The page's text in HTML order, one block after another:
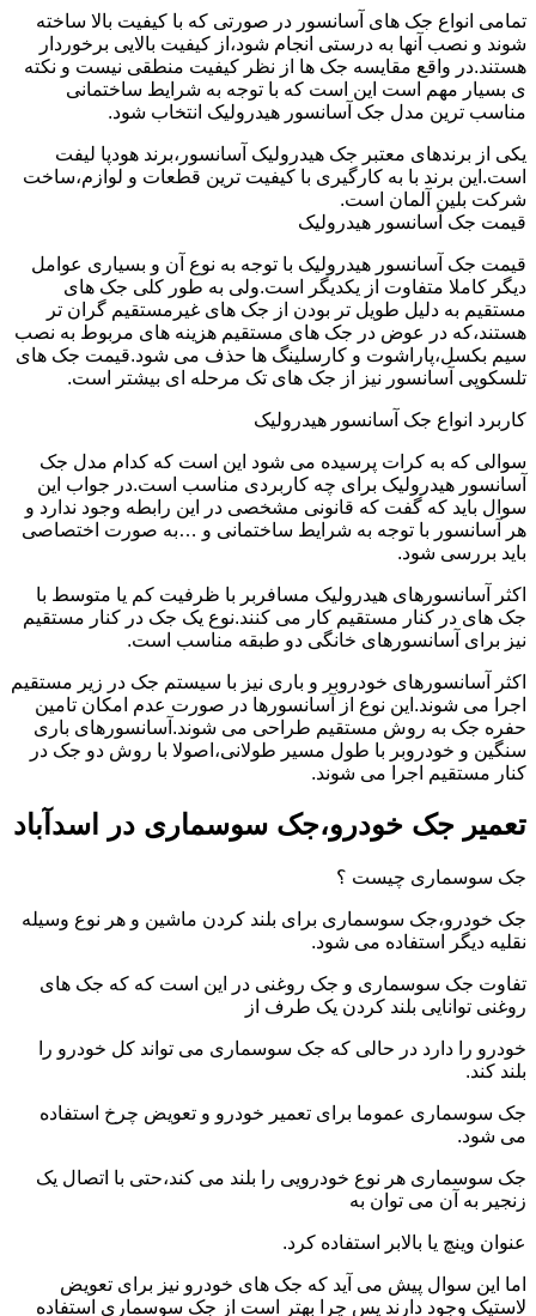
تمامی انواع جک های آسانسور در صورتی که با کیفیت بالا ساخته
شوند و نصب آنها به درستی انجام شود،از کیفیت بالایی برخوردار
هستند.در واقع مقایسه جک ها از نظر کیفیت منطقی نیست و نکته
ی بسیار مهم است این است که با توجه به شرایط ساختمانی
مناسب ترین مدل جک آسانسور هیدرولیک انتخاب شود.
یکی از برندهای معتبر جک هیدرولیک آسانسور،برند هودپا لیفت
است.این برند با به کارگیری با کیفیت ترین قطعات و لوازم،ساخت
شرکت بلین آلمان است.
قیمت جک آسانسور هیدرولیک
قیمت جک آسانسور هیدرولیک با توجه به نوع آن و بسیاری عوامل
دیگر کاملا متفاوت از یکدیگر است.ولی به طور کلی جک های
مستقیم به دلیل طویل تر بودن از جک های غیرمستقیم گران تر
هستند،که در عوض در جک های مستقیم هزینه های مربوط به نصب
سیم بکسل،پاراشوت و کارسلینگ ها حذف می شود.قیمت جک های
تلسکوپی آسانسور نیز از جک های تک مرحله ای بیشتر است.
کاربرد انواع جک آسانسور هیدرولیک
سوالی که به کرات پرسیده می شود این است که کدام مدل جک
آسانسور هیدرولیک برای چه کاربردی مناسب است.در جواب این
سوال باید که گفت که قانونی مشخصی در این رابطه وجود ندارد و
هر آسانسور با توجه به شرایط ساختمانی و …به صورت اختصاصی
باید بررسی شود.
اکثر آسانسورهای هیدرولیک مسافربر با ظرفیت کم یا متوسط با
جک های در کنار مستقیم کار می کنند.نوع یک جک در کنار مستقیم
نیز برای آسانسورهای خانگی دو طبقه مناسب است.
اکثر آسانسورهای خودروبر و باری نیز با سیستم جک در زیر مستقیم
اجرا می شوند.این نوع از آسانسورها در صورت عدم امکان تامین
حفره جک به روش مستقیم طراحی می شوند.آسانسورهای باری
سنگین و خودروبر با طول مسیر طولانی،اصولا با روش دو جک در
کنار مستقیم اجرا می شوند.
تعمیر جک خودرو،جک سوسماری در اسدآباد
جک سوسماری چیست ؟
جک خودرو،جک سوسماری برای بلند کردن ماشین و هر نوع وسیله
نقلیه دیگر استفاده می شود.
تفاوت جک سوسماری و جک روغنی در این است که که جک های
روغنی توانایی بلند کردن یک طرف از
خودرو را دارد در حالی که جک سوسماری می تواند کل خودرو را
بلند کند.
جک سوسماری عموما برای تعمیر خودرو و تعویض چرخ استفاده
می شود.
جک سوسماری هر نوع خودرویی را بلند می کند،حتی با اتصال یک
زنجیر به آن می توان به
عنوان وینچ یا بالابر استفاده کرد.
اما این سوال پیش می آید که جک های خودرو نیز برای تعویض
لاستیک وجود دارند پس چرا بهتر است از جک سوسماری استفاده